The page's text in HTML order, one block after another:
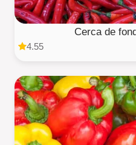
Cerca de
4.55